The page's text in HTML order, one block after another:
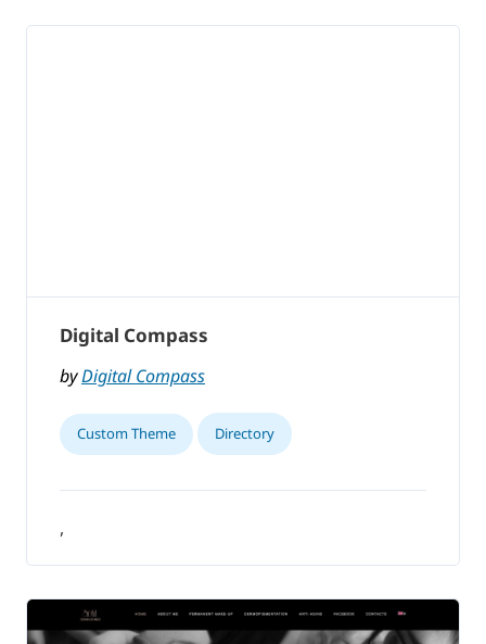
Digital Compass
byDigital Compass
Custom Theme Directory
,